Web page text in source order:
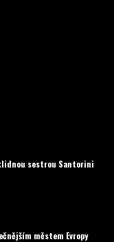
sestrou Santorini
městem Evropy